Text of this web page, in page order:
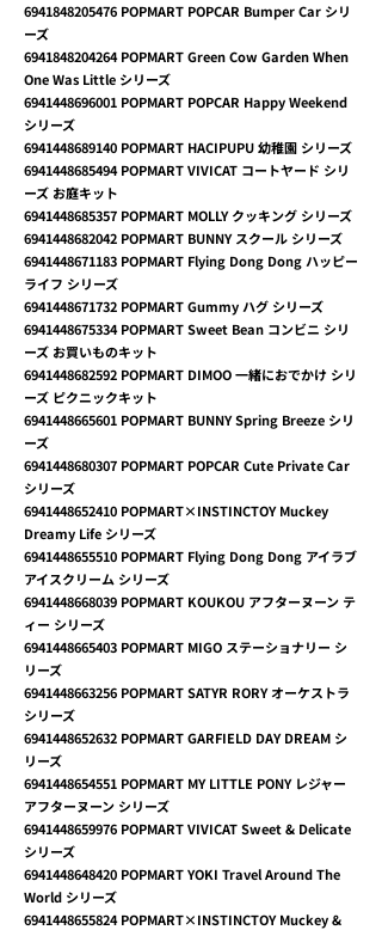
6941848205476 POPMART POPCAR Bumper Car シリ
ーズ
6941848204264POPMART Green Cow Garden When
One Was Little シリーズ
6941448696001 POPMART POPCAR Happy Weekend
シリーズ
6941448689140 POPMART HACIPUPU 幼稚園 シリーズ
6941448685494POPMART VIVICAT コートヤード シリ
ーズ お庭キット
6941448685357 POPMART MOLLY クッキング シリーズ
6941448682042 POPMART BUNNY スクール シリーズ
6941448671183 POPMART Flying Dong Dong ハッピー
ライフ シリーズ
6941448671732 POPMART Gummy ハグ シリーズ
6941448675334POPMART Sweet Bean コンビニ シリ
ーズ お買いものキット
6941448682592 POPMART DIMOO 一緒におでかけ シリ
ーズ ピクニックキット
6941448665601 POPMART BUNNY Spring Breeze シリ
ーズ
6941448680307 POPMART POPCAR Cute Private Car
シリーズ
6941448652410 POPMART×INSTINCTOY Muckey
Dreamy Life シリーズ
6941448655510 POPMART Flying Dong Dong アイラブ
アイスクリーム シリーズ
6941448668039 POPMART KOUKOU アフターヌーン テ
ィー シリーズ
6941448665403 POPMART MIGO ステーショナリー シ
リーズ
6941448663256 POPMART SATYR RORY オーケストラ
シリーズ
6941448652632 POPMART GARFIELD DAY DREAM シ
リーズ
6941448654551 POPMART MY LITTLE PONY レジャー
アフターヌーン シリーズ
6941448659976 POPMART VIVICAT Sweet & Delicate
シリーズ
6941448648420 POPMART YOKI Travel Around The
World シリーズ
6941448655824POPMART×INSTINCTOY Muckey &